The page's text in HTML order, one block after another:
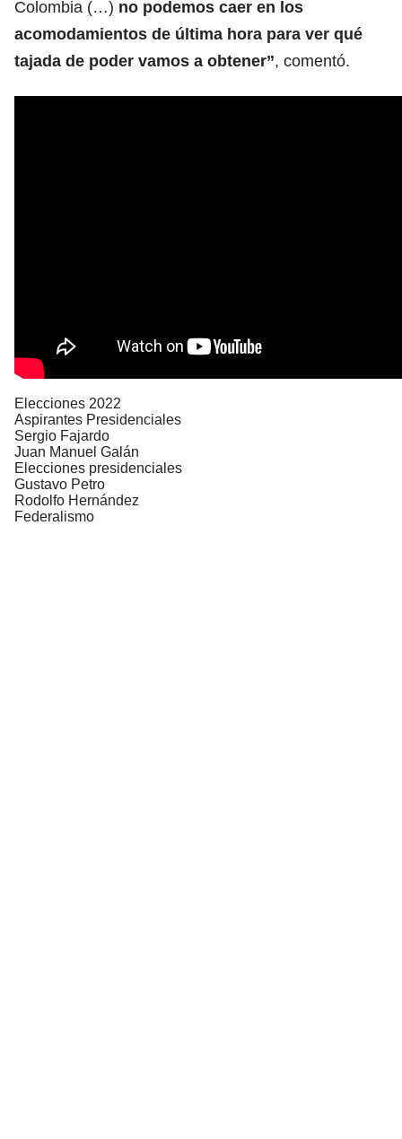
Colombia (…) no podemos caer en los
acomodamientos de última hora para ver qué
tajada de poder vamos a obtener”, comentó.
Elecciones 2022
Aspirantes Presidenciales
Sergio Fajardo
Juan Manuel Galán
Elecciones presidenciales
Gustavo Petro
Rodolfo Hernández
Federalismo